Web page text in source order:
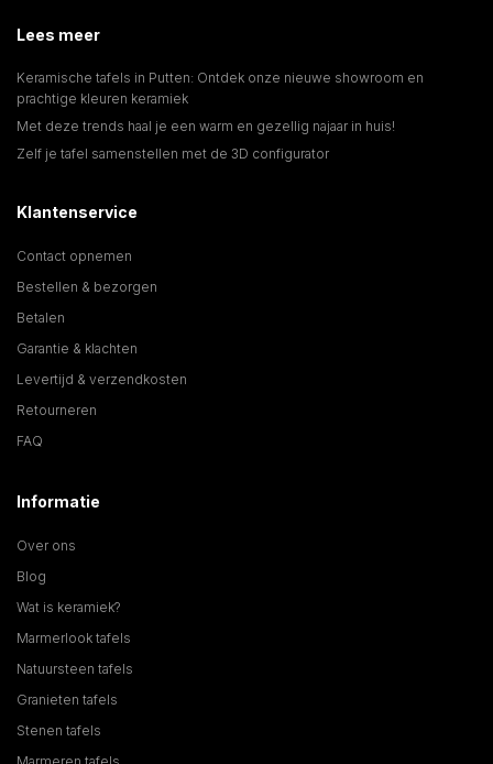
Lees meer
Keramische tafels in Putten: Ontdek onze nieuwe showroom en
prachtige kleuren keramiek
Met deze trends haal je een warm en gezellig najaar in huis!
Zelf je tafel samenstellen met de 3D configurator
Klantenservice
Contact opnemen
Bestellen & bezorgen
Betalen
Garantie & klachten
Levertijd & verzendkosten
Retourneren
FAQ
Informatie
Over ons
Blog
Wat is keramiek?
Marmerlook tafels
Natuursteen tafels
Granieten tafels
Stenen tafels